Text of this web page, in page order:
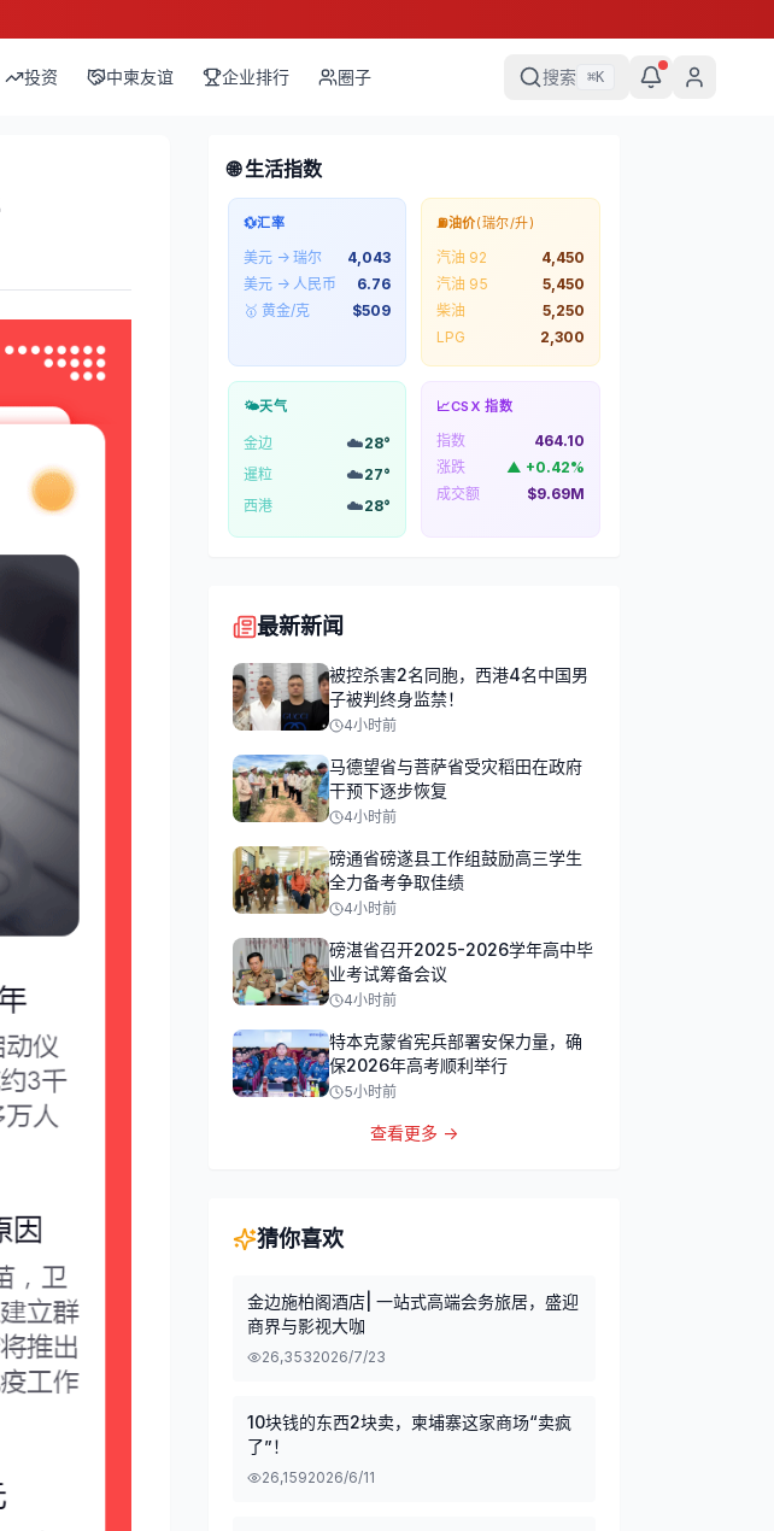
投资 中柬友谊 企业排行 圈子 搜索 ⌘K
🌐 生活指数
💱汇率
美元 → 瑞尔
4,043
美元 → 人民币
6.76
🥇 黄金/克
$509
⛽油价(瑞尔/升)
汽油 92
4,450
汽油 95
5,450
柴油
5,250
LPG
2,300
🌤️天气
金边 ☁️28°
暹粒
☁️27°
西港
☁️28°
📈CSX 指数
指数
464.10
涨跌
▲ +0.42%
成交额
$9.69M
最新新闻
被控杀害2名同胞，西港4名中国男
子被判终身监禁！
4小时前
马德望省与菩萨省受灾稻田在政府
干预下逐步恢复
4小时前
磅通省磅遂县工作组鼓励高三学生
全力备考争取佳绩
4小时前
磅湛省召开2025-2026学年高中毕
业考试筹备会议
4小时前
特本克蒙省宪兵部署安保力量，确
保2026年高考顺利举行
5小时前
查看更多 →
猜你喜欢
金边施柏阁酒店| 一站式高端会务旅居，盛迎
商界与影视大咖
26,3532026/7/23
10块钱的东西2块卖，柬埔寨这家商场“卖疯
了”！
26,1592026/6/11